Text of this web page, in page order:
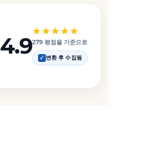
4.9
★★★★★
279 평점을 기준으로
✓ 변환 후 수집됨